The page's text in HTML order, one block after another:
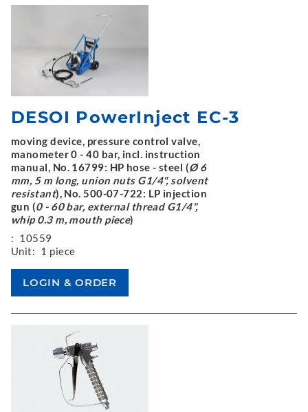
DESOI PowerInject EC-3
moving device, pressure control valve,
manometer 0 - 40 bar, incl. instruction
manual, No. 16799: HP hose - steel (Ø 6
mm, 5 m long, union nuts G1/4", solvent
resistant), No. 500-07-722: LP injection
gun (0 - 60 bar, external thread G1/4",
whip 0.3 m, mouth piece)
: 10559
Unit: 1 piece